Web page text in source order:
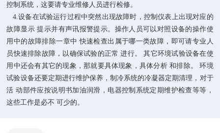
控制系统，这要请专业维修人员进行检修。
4.设备在试验运行过程中突然出现故障时，控制仪表上出现对应的
故障显示 提示并有声讯报警提示。操作人员可以对照设备的操作使
用中的故障排除一章中 快速检查出属于哪一类故障，即可请专业人
员快速排除故障，以确保试验的正常 进行。 其它环境试验设备在使
用中还会有其它的现象，那就要具体现象，具体分析 和排除。 环境
试验设备还要定期进行维护保养，制冷系统的冷凝器定期清理，对于
活 动部件应按说明书加油润滑，电器控制系统定期维护检查等等，
这些工作是必不 可少的。